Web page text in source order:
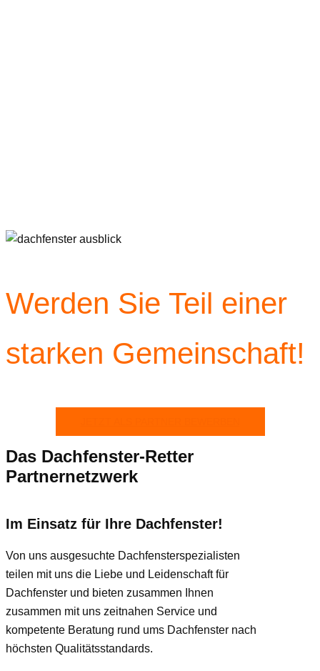
Werden Sie Teil einer
starken Gemeinschaft!
Das Dachfenster-Retter
Partnernetzwerk
Im Einsatz für Ihre Dachfenster!
Von uns ausgesuchte Dachfensterspezialisten
teilen mit uns die Liebe und Leidenschaft für
Dachfenster und bieten zusammen Ihnen
zusammen mit uns zeitnahen Service und
kompetente Beratung rund ums Dachfenster nach
höchsten Qualitätsstandards.